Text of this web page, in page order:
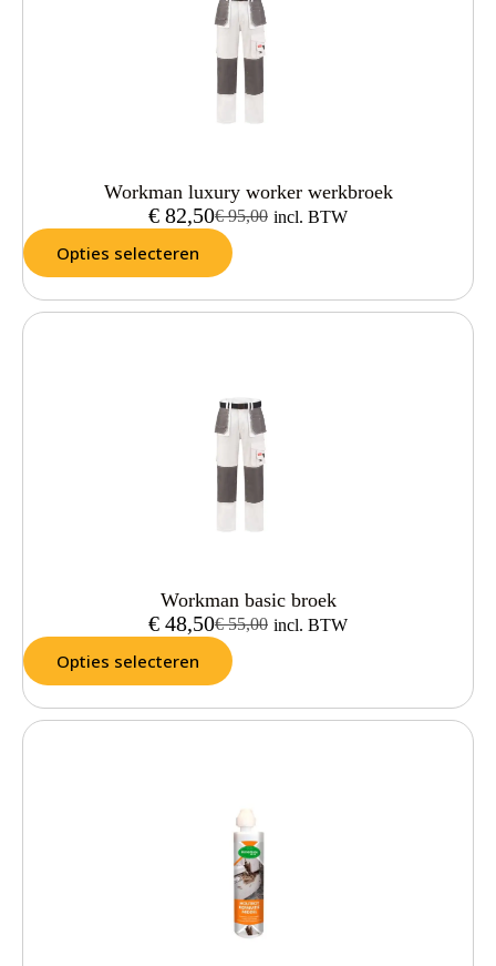
Workman luxury worker werkbroek
€95,00
€ 82,50 incl. BTW
Opties selecteren
Workman basic broek
€55,00
€ 48,50 incl. BTW
Opties selecteren